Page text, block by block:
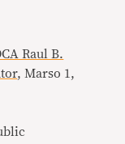
Raul B.
, Marso 1,